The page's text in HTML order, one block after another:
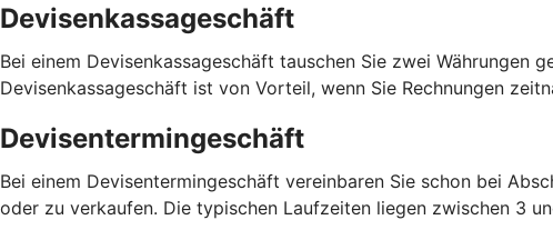
Devisenkassageschäft
Bei einem Devisenkassageschäft tauschen Sie zwei Währungen
Devisenkassageschäft ist von Vorteil, wenn Sie Rechnungen
Devisentermingeschäft
Bei einem Devisentermingeschäft vereinbaren Sie schon bei
oder zu verkaufen. Die typischen Laufzeiten liegen zwischen 3